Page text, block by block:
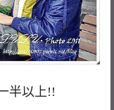
半以上!!